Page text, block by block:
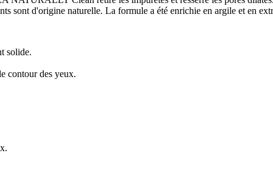
sont d'origine naturelle. La formule a été enrichie en argile et en
solide.
contour des yeux.